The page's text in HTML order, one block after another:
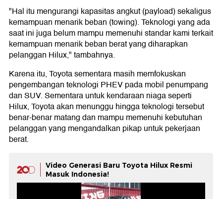
"Hal itu mengurangi kapasitas angkut (payload) sekaligus
kemampuan menarik beban (towing). Teknologi yang ada
saat ini juga belum mampu memenuhi standar kami terkait
kemampuan menarik beban berat yang diharapkan
pelanggan Hilux," tambahnya.
Karena itu, Toyota sementara masih memfokuskan
pengembangan teknologi PHEV pada mobil penumpang
dan SUV. Sementara untuk kendaraan niaga seperti
Hilux, Toyota akan menunggu hingga teknologi tersebut
benar-benar matang dan mampu memenuhi kebutuhan
pelanggan yang mengandalkan pikap untuk pekerjaan
berat.
Video Generasi Baru Toyota Hilux Resmi
Masuk Indonesia!